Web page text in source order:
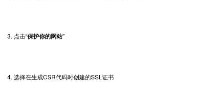
3. 点击“保护你的网站”
4. 选择在生成CSR代码时创建的SSL证书